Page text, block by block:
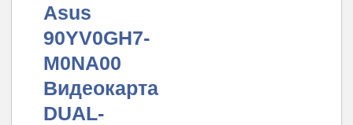
Asus
90YV0GH7-
M0NA00
Видеокарта
DUAL-